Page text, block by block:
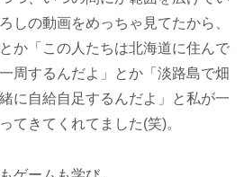
しの動画をめっちゃ見てたから、
か「この人たちは北海道に住んで
周するんだよ」とか「淡路島で畑
に自給自足するんだよ」と私が一
てきてくれてました(笑)。